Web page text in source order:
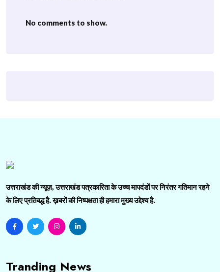
No comments to show.
उत्तराखंड की न्यूज़, उत्तराखंड पत्रकारिता के उच्च मापदंडों पर निरंतर गतिमान रहने
के लिए प्रतिबद्ध है. ख़बरों की निष्पक्षता ही हमारा मुख्य उद्देश्य है.
Tranding News